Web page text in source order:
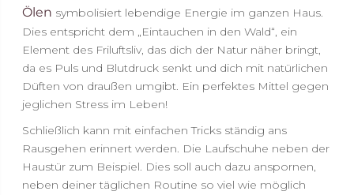
Ölen symbolisiert lebendige Energie im ganzen Haus.
Dies entspricht dem „Eintauchen in den Wald“, ein
Element des Friluftsliv, das dich der Natur näher bringt,
da es Puls und Blutdruck senkt und dich mit natürlichen
Düften von draußen umgibt. Ein perfektes Mittel gegen
jeglichen Stress im Leben!
Schließlich kann mit einfachen Tricks ständig ans
Rausgehen erinnert werden. Die Laufschuhe neben der
Haustür zum Beispiel. Dies soll auch dazu anspornen,
neben deiner täglichen Routine so viel wie möglich